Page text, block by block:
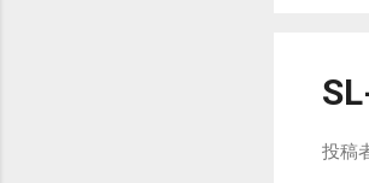
な迷
の解
メル
投稿